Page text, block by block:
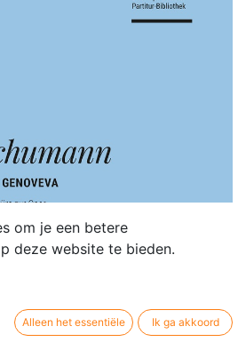
om je een betere
deze website te bieden.
Alleen het essentiële Ik ga akkoord